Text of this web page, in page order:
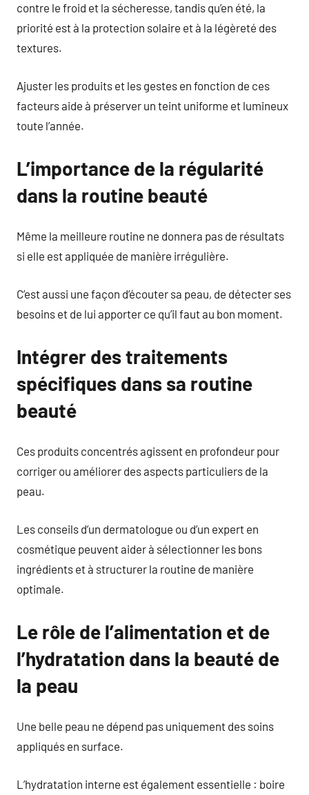
contre le froid et la sécheresse, tandis qu’en été, la
priorité est à la protection solaire et à la légèreté des
textures.
Ajuster les produits et les gestes en fonction de ces
facteurs aide à préserver un teint uniforme et lumineux
toute l’année.
L’importance de la régularité
dans la routine beauté
Même la meilleure routine ne donnera pas de résultats
si elle est appliquée de manière irrégulière.
C’est aussi une façon d’écouter sa peau, de détecter ses
besoins et de lui apporter ce qu’il faut au bon moment.
Intégrer des traitements
spécifiques dans sa routine
beauté
Ces produits concentrés agissent en profondeur pour
corriger ou améliorer des aspects particuliers de la
peau.
Les conseils d’un dermatologue ou d’un expert en
cosmétique peuvent aider à sélectionner les bons
ingrédients et à structurer la routine de manière
optimale.
Le rôle de l’alimentation et de
l’hydratation dans la beauté de
la peau
Une belle peau ne dépend pas uniquement des soins
appliqués en surface.
L’hydratation interne est également essentielle : boire